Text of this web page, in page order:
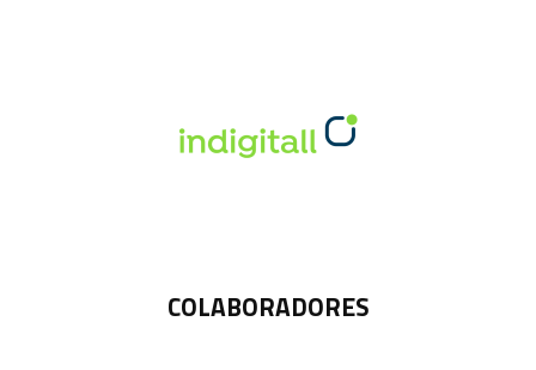
COLABORADORES